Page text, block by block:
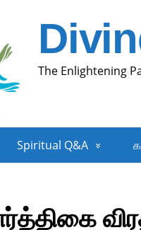
The Enlightening
Spiritual Q&A